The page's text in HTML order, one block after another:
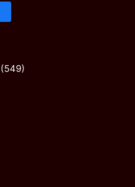
(549)